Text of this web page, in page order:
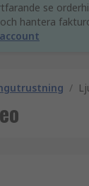
se
hantera
/